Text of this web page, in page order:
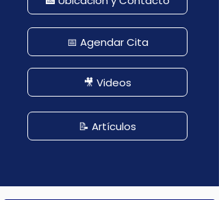
📅 Agendar Cita
🎥 Videos
📝 Artículos